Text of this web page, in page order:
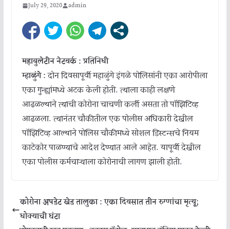
July 29, 2020 admin
महाबुलेटीन नेटवर्क : प्रतिनिधी
म्हाळुंगे :दोन दिवसापूर्वी महाळुंगे इंगळे पोलिसांनी एका आरोपीला
एका गुन्ह्यांमध्ये अटक केली होती. त्याला काही लक्षणे
आढळल्याने त्याची कोरोना चाचणी कर्ली असता तो पॉझिटिव्ह
आढळला. त्यानंतर चौकीतील एक पोलीस अधिकारी देखील
पॉझिटिव्ह आल्याने पोलिस चौकीमध्ये सोशल डिस्टन्सचे नियम
काटेकोर पाळण्याचे आदेश देण्यात आले आहेत. यापूर्वी देखील
एका पोलीस कर्मचाऱ्याला कोरोनाची लागण झाली होती.
कोरोना अपडेट खेड तालुका : एका दिवसात तीन रुग्णांचा मृत्यू;
धोक्याची घंटा